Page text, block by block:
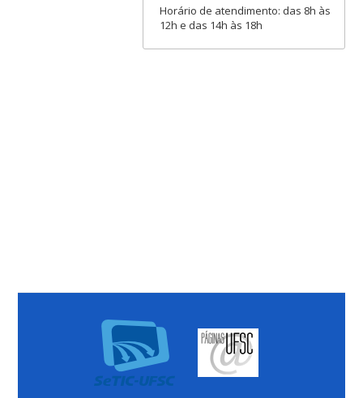
Horário de atendimento: das 8h às
12h e das 14h às 18h